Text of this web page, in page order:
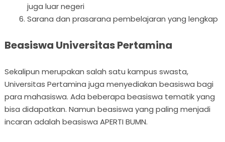
juga luar negeri
Sarana dan prasarana pembelajaran yang lengkap
Beasiswa Universitas Pertamina
Sekalipun merupakan salah satu kampus swasta,
Universitas Pertamina juga menyediakan beasiswa bagi
para mahasiswa. Ada beberapa beasiswa tematik yang
bisa didapatkan. Namun beasiswa yang paling menjadi
incaran adalah beasiswa APERTI BUMN.